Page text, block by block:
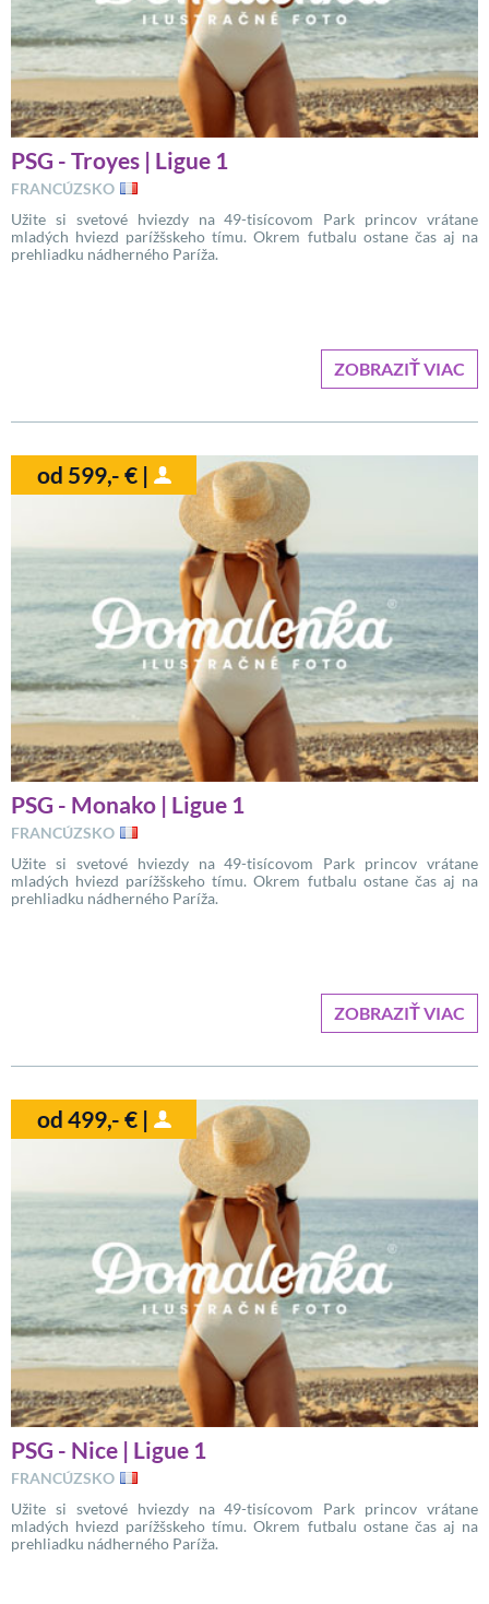
PSG - Troyes | Ligue 1
FRANCÚZSKO
Užite si svetové hviezdy na 49-tisícovom Park princov vrátane
mladých hviezd parížšskeho tímu. Okrem futbalu ostane čas aj na
prehliadku nádherného Paríža.
ZOBRAZIŤ VIAC
od 599,- € |
PSG - Monako | Ligue 1
FRANCÚZSKO
Užite si svetové hviezdy na 49-tisícovom Park princov vrátane
mladých hviezd parížšskeho tímu. Okrem futbalu ostane čas aj na
prehliadku nádherného Paríža.
ZOBRAZIŤ VIAC
od 499,- € |
PSG - Nice | Ligue 1
FRANCÚZSKO
Užite si svetové hviezdy na 49-tisícovom Park princov vrátane
mladých hviezd parížšskeho tímu. Okrem futbalu ostane čas aj na
prehliadku nádherného Paríža.